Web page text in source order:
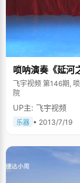
唢呐演奏《延河
飞宇视频 第146期,
院
UP主: 飞宇视频
乐器 • 2013/7/19